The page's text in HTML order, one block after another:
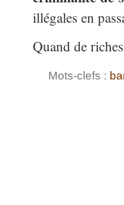
illégales en
Quand de
Mots-clefs :